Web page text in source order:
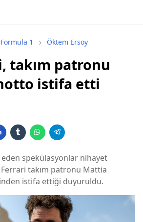
Formula 1 Öktem Ersoy
takım patronu
istifa etti
spekülasyonlar nihayet
takım patronu Mattia
istifa ettiği duyuruldu.